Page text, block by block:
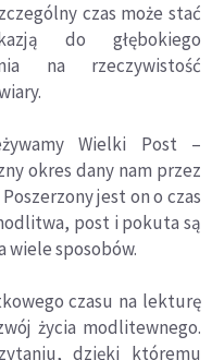
czas może stać
do głębokiego
na rzeczywistość
Wielki Post –
okres dany nam przez
Poszerzony jest on o czas
post i pokuta są
wiele sposobów.
czasu na lekturę
życia modlitewnego.
dzięki któremu